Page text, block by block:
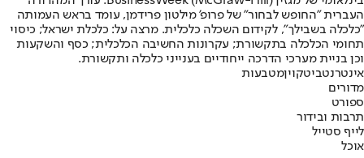
העברית "החופש לבחור" של פרופ' מילטון פרידמן, עומד בראש העמותה
"כלכלה בשבילך", לקידום השכלה כלכלית. מרצה על: כלכלת ישראל; כיסוי
תחומי הכלכלה בתקשורת; עקרונות החשיבה הכלכלית; כסף והשקעות
וכן בניית מערכי הדרכה ייחודיים בענייני כלכלה ותקשורת.
אינטרנטביטקויןמטבעות
מדורים
ספורט
תרבות ובידור
לייף סטייל
אוכל